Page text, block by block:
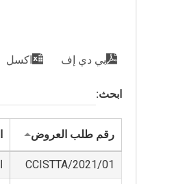
اكسل بي دي إف
ابحث:
رقم طلب العروض
01/CCISTTA/2021